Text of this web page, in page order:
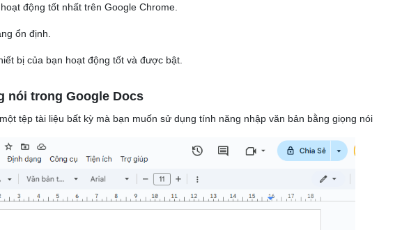
động tốt nhất trên Google Chrome.
ổn định.
bị của bạn hoạt động tốt và được bật.
nói trong Google Docs
tệp tài liệu bất kỳ mà bạn muốn sử dụng tính năng nhập văn bản bằng giọng nói